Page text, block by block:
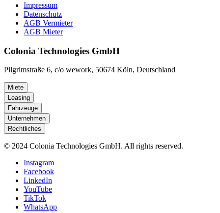
Impressum
Datenschutz
AGB Vermieter
AGB Mieter
Colonia Technologies GmbH
Pilgrimstraße 6, c/o wework, 50674 Köln, Deutschland
Miete
Leasing
Fahrzeuge
Unternehmen
Rechtliches
© 2024 Colonia Technologies GmbH. All rights reserved.
Instagram
Facebook
LinkedIn
YouTube
TikTok
WhatsApp